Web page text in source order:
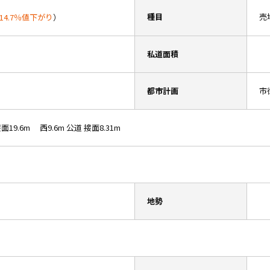
％値下がり） 種目 売
私道面積
都市計画 市
面19.6m 西9.6m 公道 接面8.31m
地勢